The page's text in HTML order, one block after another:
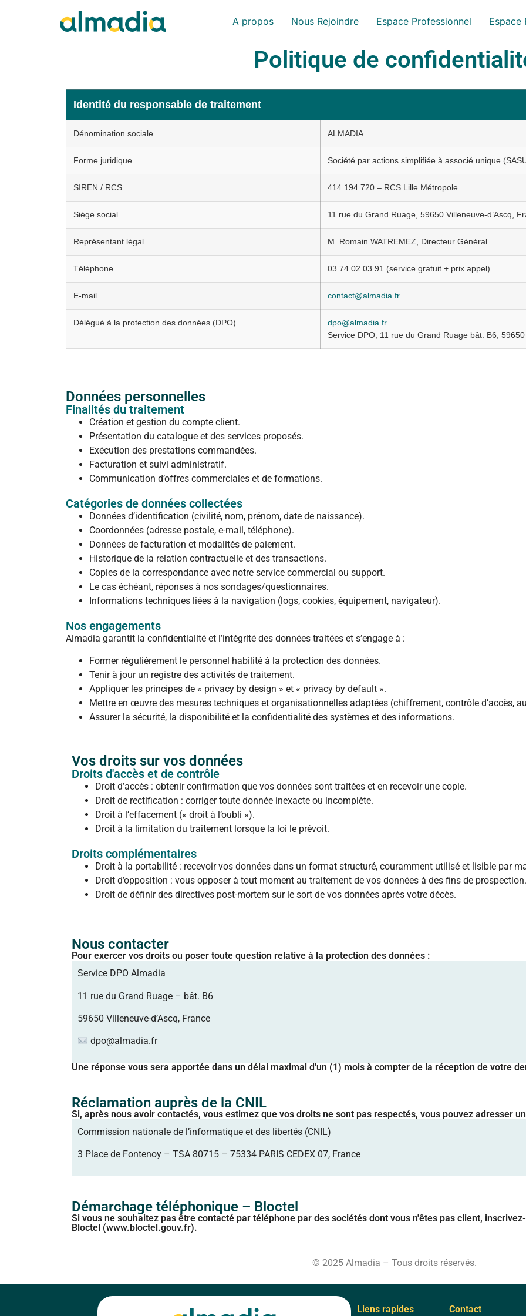
A propos Nous Rejoindre Espace Professionnel Espace
Politique de
Identité du responsable de traitement
Dénomination sociale ALMADIA
Forme juridique Société par actions simplifiée à associé unique
SIREN / RCS 414 194 720 – RCS Lille Métropole
Siège social 11 rue du Grand Ruage, 59650 Villeneuve-d’Ascq,
Représentant légal M. Romain WATREMEZ, Directeur Général
Téléphone 03 74 02 03 91 (service gratuit + prix appel)
E-mail contact@almadia.fr
Délégué à la protection des données (DPO)
dpo@almadia.fr
Service DPO, 11 rue du Grand Ruage bât. B6, 59650
Données personnelles
Finalités du traitement
Création et gestion du compte client.
Présentation du catalogue et des services proposés.
Exécution des prestations commandées.
Facturation et suivi administratif.
Communication d’offres commerciales et de formations.
Catégories de données collectées
Données d’identification (civilité, nom, prénom, date de naissance).
Coordonnées (adresse postale, e-mail, téléphone).
Données de facturation et modalités de paiement.
Historique de la relation contractuelle et des transactions.
Copies de la correspondance avec notre service commercial ou support.
Le cas échéant, réponses à nos sondages/questionnaires.
Informations techniques liées à la navigation (logs, cookies, équipement, navigateur).
Nos engagements
Almadia garantit la confidentialité et l’intégrité des données traitées et s’engage à :
Former régulièrement le personnel habilité à la protection des données.
Tenir à jour un registre des activités de traitement.
Appliquer les principes de « privacy by design » et « privacy by default ».
Mettre en œuvre des mesures techniques et organisationnelles adaptées (chiffrement, contrôle d’accès,
Assurer la sécurité, la disponibilité et la confidentialité des systèmes et des informations.
Vos droits sur vos données
Droits d'accès et de contrôle
Droit d’accès : obtenir confirmation que vos données sont traitées et en recevoir une copie.
Droit de rectification : corriger toute donnée inexacte ou incomplète.
Droit à l’effacement (« droit à l’oubli »).
Droit à la limitation du traitement lorsque la loi le prévoit.
Droits complémentaires
Droit à la portabilité : recevoir vos données dans un format structuré, couramment utilisé et lisible par
Droit d’opposition : vous opposer à tout moment au traitement de vos données à des fins de prospection.
Droit de définir des directives post-mortem sur le sort de vos données après votre décès.
Nous contacter
Pour exercer vos droits ou poser toute question relative à la protection des données :
Service DPO Almadia
11 rue du Grand Ruage – bât. B6
59650 Villeneuve-d’Ascq, France
dpo@almadia.fr
Une réponse vous sera apportée dans un délai maximal d'un (1) mois à compter de la réception de votre
Réclamation auprès de la CNIL
Si, après nous avoir contactés, vous estimez que vos droits ne sont pas respectés, vous pouvez adresser
Commission nationale de l’informatique et des libertés (CNIL)
3 Place de Fontenoy – TSA 80715 – 75334 PARIS CEDEX 07, France
Démarchage téléphonique – Bloctel
Si vous ne souhaitez pas être contacté par téléphone par des sociétés dont vous n'êtes pas client,
Bloctel (www.bloctel.gouv.fr).
© 2025 Almadia – Tous droits réservés.
Liens rapides Contact